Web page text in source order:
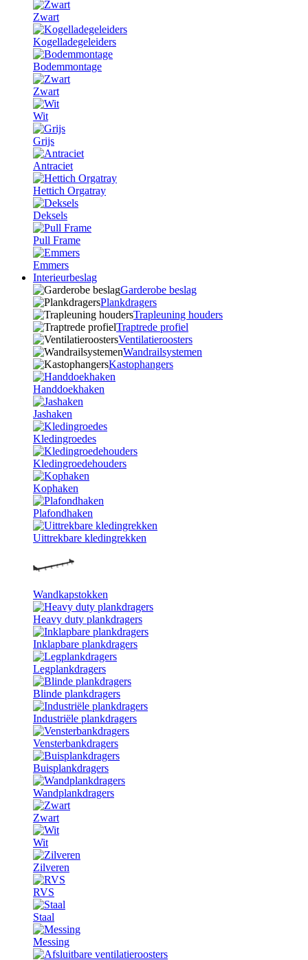
Zwart
Kogelladegeleiders
Bodemmontage
Zwart
Wit
Grijs
Antraciet
Hettich Orgatray
Deksels
Pull Frame
Emmers
Interieurbeslag
Garderobe beslag
Plankdragers
Trapleuning houders
Traptrede profiel
Ventilatieroosters
Wandrailsystemen
Kastophangers
Handdoekhaken
Jashaken
Kledingroedes
Kledingroedehouders
Kophaken
Plafondhaken
Uittrekbare kledingrekken
Wandkapstokken
Heavy duty plankdragers
Inklapbare plankdragers
Legplankdragers
Blinde plankdragers
Industriële plankdragers
Vensterbankdragers
Buisplankdragers
Wandplankdragers
Zwart
Wit
Zilveren
RVS
Staal
Messing